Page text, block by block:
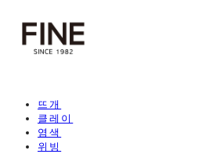
뜨개
클레이
염색
위빙